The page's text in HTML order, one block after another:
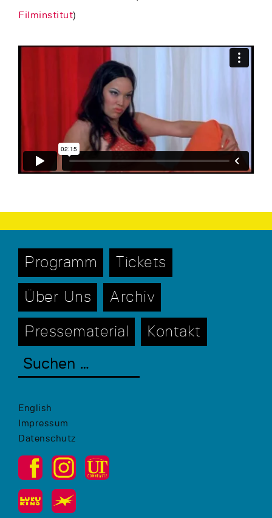
Filminstitut)
Programm Tickets
Über Uns Archiv
Pressematerial Kontakt
English
Impressum
Datenschutz